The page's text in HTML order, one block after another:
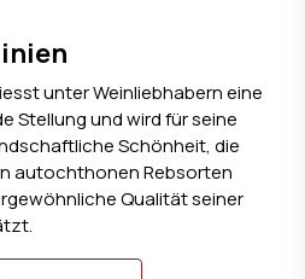
unter Weinliebhabern eine
Stellung und wird für seine
Schönheit, die
autochthonen Rebsorten
Qualität seiner